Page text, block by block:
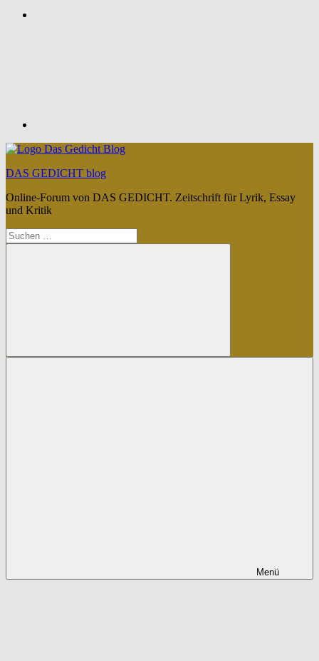
DAS GEDICHT blog
Online-Forum von DAS GEDICHT. Zeitschrift für Lyrik, Essay
und Kritik
Suchen
nach:
Suchen
Menü